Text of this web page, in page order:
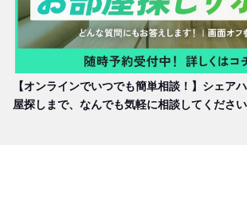
ェアハウス。そのため、一人ひとりのハ
ミュニケーションが自然と増え、充実し
を送ることができます。近隣の菊川1・3
も盛んなため、さまざまな出会いを楽し
よ！
【オンラインでいつでも簡単相談！】シェア
屋探しまで、なんでも気軽に相談してください